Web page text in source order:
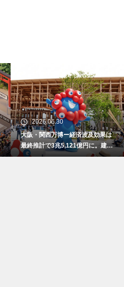
2026.06.30
大阪・関西万博ー経済波及効果は
最終推計で3兆5,121億円に。建設
費高騰で事前の予測値を大幅上振